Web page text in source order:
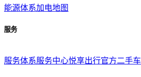
能源体系加电地图
服务
服务体系服务中心悦享出行官方二手车